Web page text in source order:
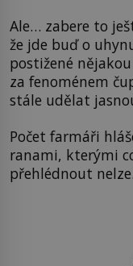
Ale… zabere to
že jde buď o
postižené
za fenoménem
stále udělat
Počet farmáři
ranami, kterými
přehlédnout nelze.